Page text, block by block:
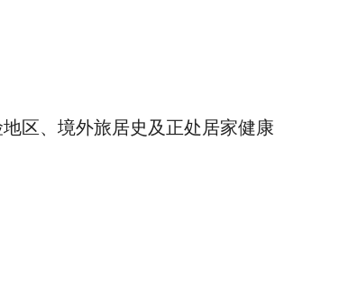
区、境外旅居史及正处居家健康